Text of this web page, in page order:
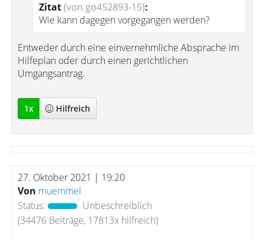
Zitat(von go452893-15):
Wie kann dagegen vorgegangen werden?
Entweder durch eine einvernehmliche Absprache im
Hilfeplan oder durch einen gerichtlichen
Umgangsantrag.
1x Hilfreich
27. Oktober 2021 | 19:20
Von muemmel
Status:
Unbeschreiblich
(34476 Beiträge, 17813x hilfreich)